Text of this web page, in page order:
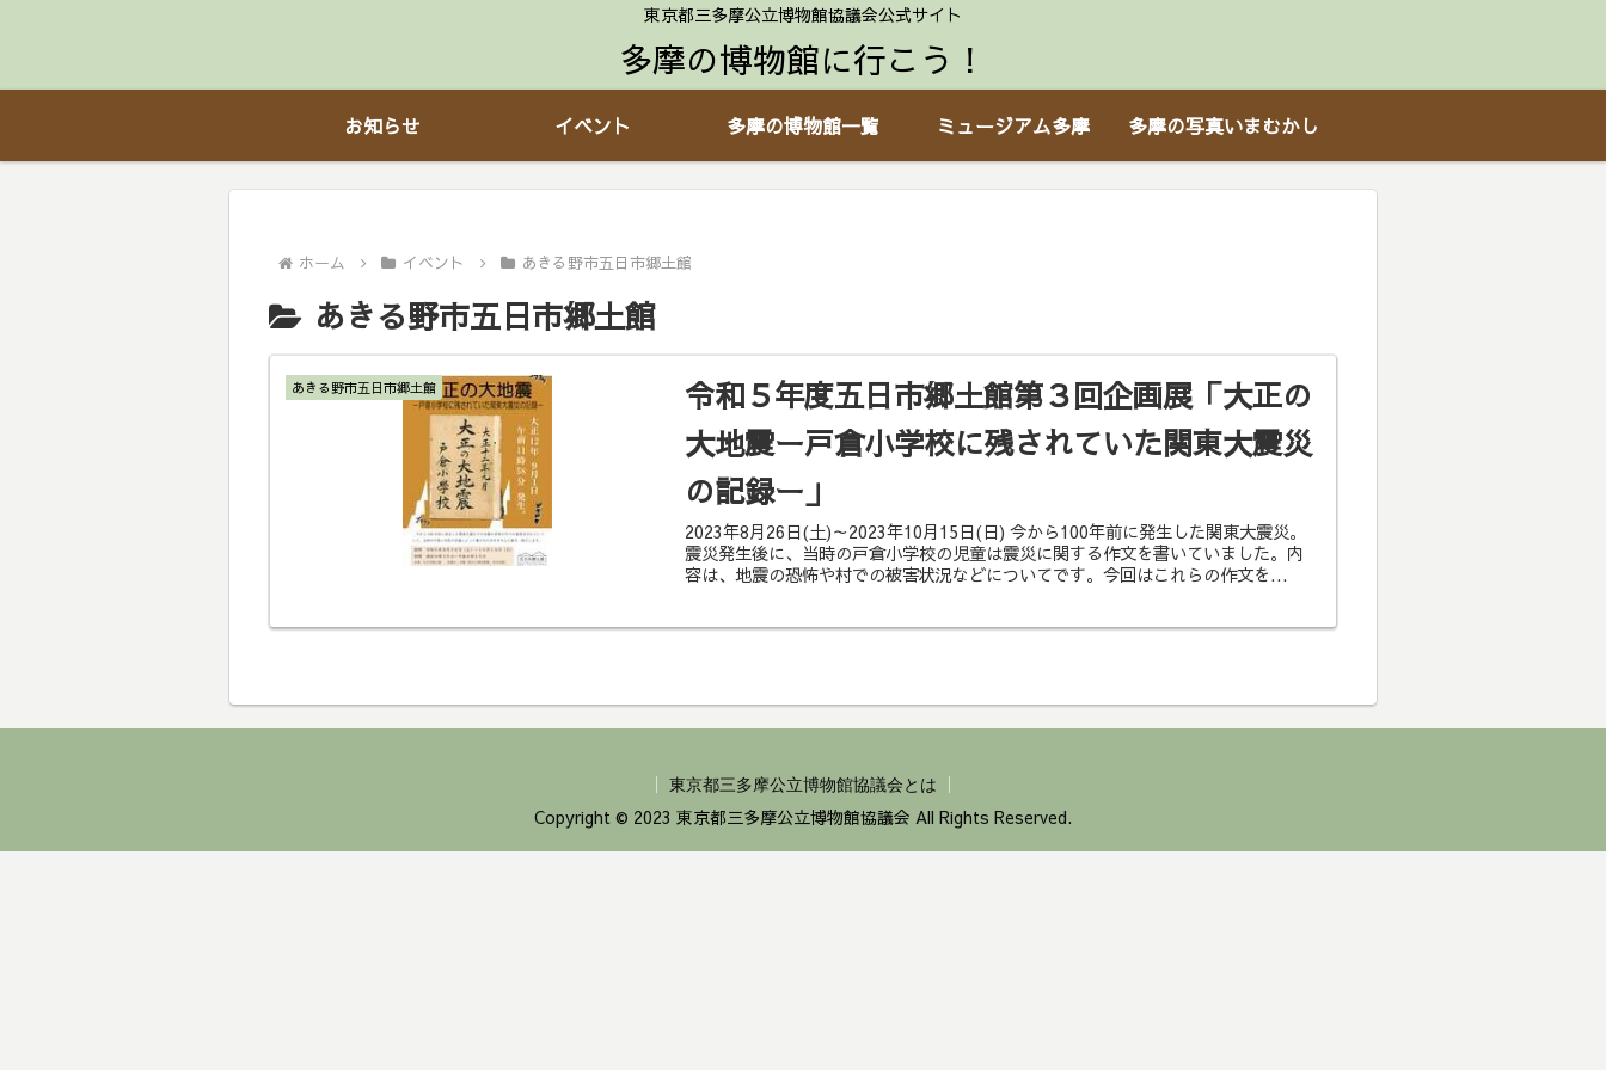
東京都三多摩公立博物館協議会公式サイト
多摩の博物館に行こう！
お知らせ イベント 多摩の博物館一覧 ミュージアム多摩 多摩の写真いまむかし
ホーム イベント あきる野市五日市郷土館
あきる野市五日市郷土館
あきる野市五日市郷土館
令和５年度五日市郷土館第３回企画展「大正の
大地震ー戸倉小学校に残されていた関東大震災
の記録ー」
2023年8月26日(土)～2023年10月15日(日) 今から100年前に発生した関東大震災。
震災発生後に、当時の戸倉小学校の児童は震災に関する作文を書いていました。内
容は、地震の恐怖や村での被害状況などについてです。今回はこれらの作文を...
東京都三多摩公立博物館協議会とは
Copyright © 2023 東京都三多摩公立博物館協議会 All Rights Reserved.